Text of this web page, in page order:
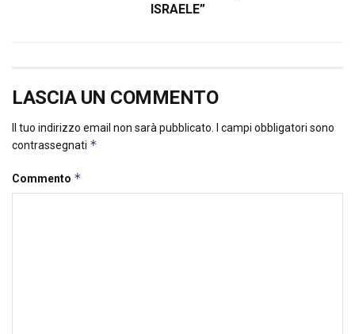
ISRAELE”
LASCIA UN COMMENTO
Il tuo indirizzo email non sarà pubblicato. I campi obbligatori sono
contrassegnati *
Commento *